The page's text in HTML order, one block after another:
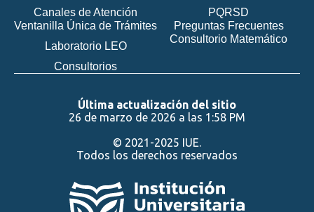
Canales de Atención
Ventanilla Única de Trámites
Laboratorio LEO
Consultorios
PQRSD
Preguntas Frecuentes
Consultorio Matemático
Última actualización del sitio
26 de marzo de 2026 a las 1:58 PM
© 2021-2025 IUE.
Todos los derechos reservados